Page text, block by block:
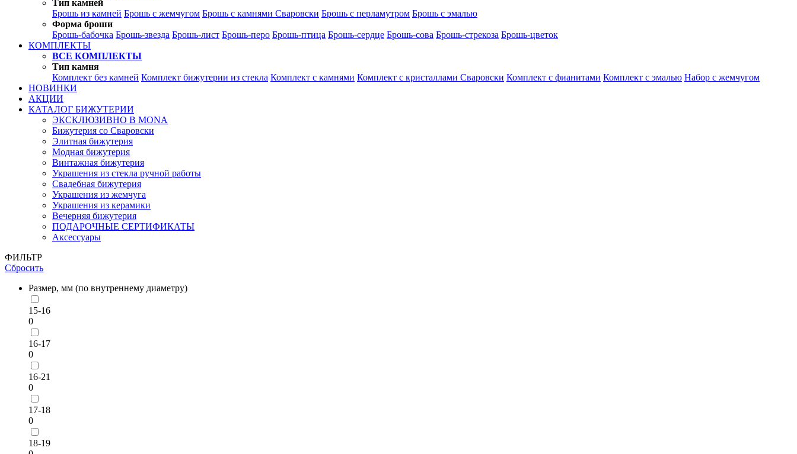
Тип камней
Брошь из камней Брошь с жемчугом Брошь с камнями Сваровски Брошь с перламутром Брошь с эмалью
Форма броши
Брошь-бабочка Брошь-звезда Брошь-лист Брошь-перо Брошь-птица Брошь-сердце Брошь-сова Брошь-стрекоза Брошь-цветок
КОМПЛЕКТЫ
ВСЕ КОМПЛЕКТЫ
Тип камня
Комплект без камней Комплект бижутерии из стекла Комплект с камнями Комплект с кристаллами Сваровски Комплект с фианитами Комплект с эмалью Набор с жемчугом
НОВИНКИ
АКЦИИ
КАТАЛОГ БИЖУТЕРИИ
ЭКСКЛЮЗИВНО В MONA
Бижутерия со Сваровски
Элитная бижутерия
Модная бижутерия
Винтажная бижутерия
Украшения из стекла ручной работы
Свадебная бижутерия
Украшения из жемчуга
Украшения из керамики
Вечерняя бижутерия
ПОДАРОЧНЫЕ СЕРТИФИКАТЫ
Аксессуары
ФИЛЬТР
Сбросить
Размер, мм (по внутреннему диаметру)
15-16
0
16-17
0
16-21
0
17-18
0
18-19